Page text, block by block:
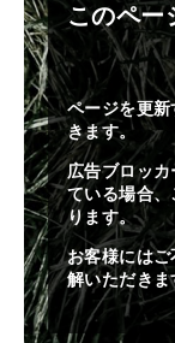
このペー
ページを更
きます。
広告ブロッ
ている場合
ります。
お客様には
解いただき